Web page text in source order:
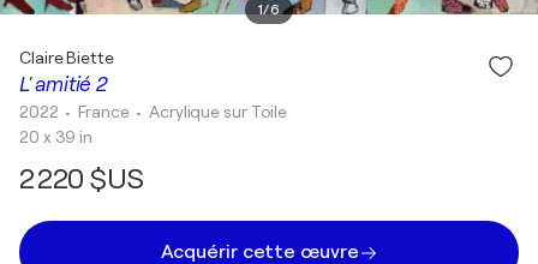
1/6
L' amitié 2
Claire Biette
2022 • France •Acrylique sur Toile
20 x 39 in
2 220 $US
Acquérir cette œuvre